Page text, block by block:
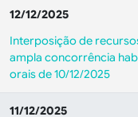
12/12/2025
Interposição de
ampla concorrência
orais de 10/12/2025
11/12/2025